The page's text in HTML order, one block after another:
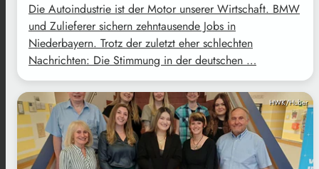
Die Autoindustrie ist der Motor unserer Wirtschaft. BMW
und Zulieferer sichern zehntausende Jobs in
Niederbayern. Trotz der zuletzt eher schlechten
Nachrichten: Die Stimmung in der deutschen …
HWK/Huber